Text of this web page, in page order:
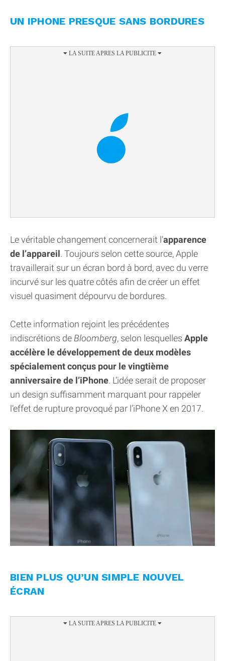
UN IPHONE PRESQUE SANS BORDURES
Le véritable changement concernerait l’apparence
de l’appareil. Toujours selon cette source, Apple
travaillerait sur un écran bord à bord, avec du verre
incurvé sur les quatre côtés afin de créer un effet
visuel quasiment dépourvu de bordures.
Cette information rejoint les précédentes
indiscrétions de Bloomberg, selon lesquelles Apple
accélère le développement de deux modèles
spécialement conçus pour le vingtième
anniversaire de l’iPhone. L’idée serait de proposer
un design suffisamment marquant pour rappeler
l’effet de rupture provoqué par l’iPhone X en 2017.
BIEN PLUS QU’UN SIMPLE NOUVEL
ÉCRAN